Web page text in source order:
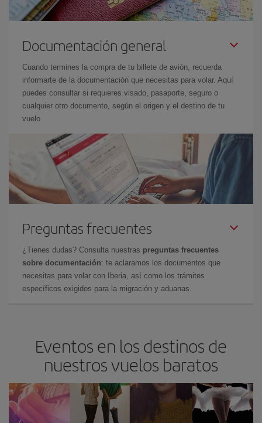
Documentación general
Cuando termines la compra de tu billete de avión, recuerda
informarte de la documentación que necesitas para volar. Aquí
puedes consultar si requieres visado, pasaporte, seguro o
cualquier otro documento, según el origen y el destino de tu
vuelo.
Preguntas frecuentes
¿Tienes dudas? Consulta nuestras preguntas frecuentes
sobre documentación: te aclaramos los documentos que
necesitas para volar con Iberia, así como los trámites
específicos exigidos para la migración y aduanas.
Eventos en los destinos de
nuestros vuelos baratos